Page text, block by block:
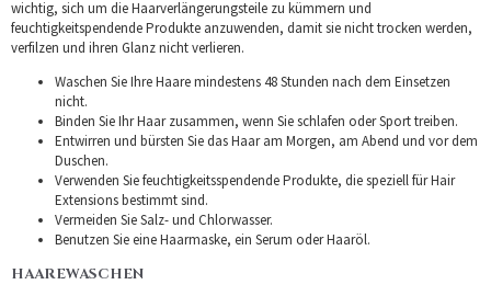
wichtig, sich um die Haarverlängerungsteile zu kümmern und
feuchtigkeitspendende Produkte anzuwenden, damit sie nicht trocken werden,
verfilzen und ihren Glanz nicht verlieren.
Waschen Sie Ihre Haare mindestens 48 Stunden nach dem Einsetzen
nicht.
Binden Sie Ihr Haar zusammen, wenn Sie schlafen oder Sport treiben.
Entwirren und bürsten Sie das Haar am Morgen, am Abend und vor dem
Duschen.
Verwenden Sie feuchtigkeitsspendende Produkte, die speziell für Hair
Extensions bestimmt sind.
Vermeiden Sie Salz- und Chlorwasser.
Benutzen Sie eine Haarmaske, ein Serum oder Haaröl.
HAAREWASCHEN